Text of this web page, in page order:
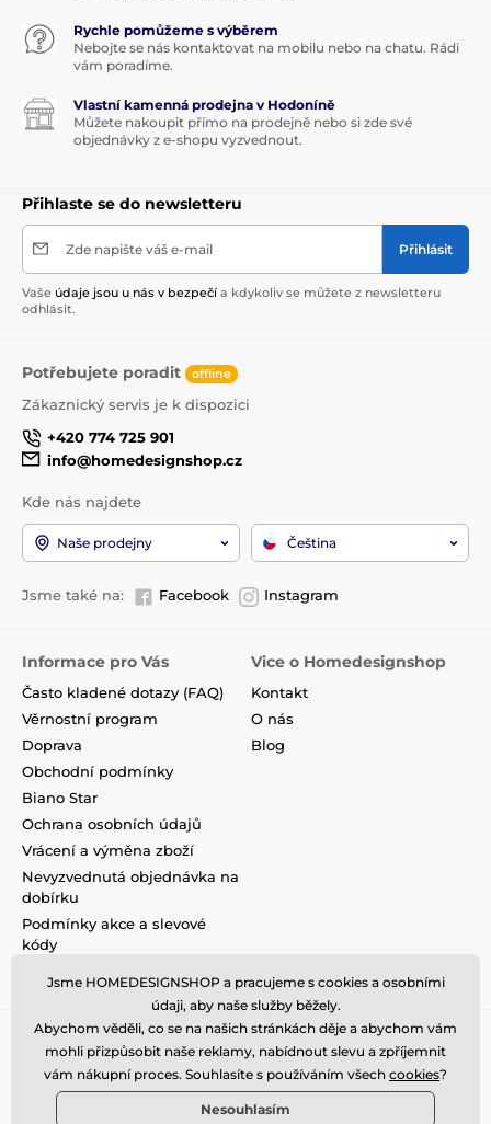
Rychle pomůžeme s výběrem
Nebojte se nás kontaktovat na mobilu nebo na chatu. Rádi
vám poradíme.
Vlastní kamenná prodejna v Hodoníně
Můžete nakoupit přímo na prodejně nebo si zde své
objednávky z e-shopu vyzvednout.
Přihlaste se do newsletteru
Zde napište váš e-mail Přihlásit
Vaše údaje jsou u nás v bezpečí a kdykoliv se můžete z newsletteru
odhlásit.
Potřebujete poradit offline
Zákaznický servis je k dispozici
+420 774 725 901
info@homedesignshop.cz
Kde nás najdete
Naše prodejny Čeština
Jsme také na: Facebook Instagram
Informace pro Vás
Často kladené dotazy (FAQ)
Věrnostní program
Doprava
Obchodní podmínky
Biano Star
Ochrana osobních údajů
Vrácení a výměna zboží
Nevyzvednutá objednávka na
dobírku
Podmínky akce a slevové
kódy
Vice o Homedesignshop
Kontakt
O nás
Blog
Jsme HOMEDESIGNSHOP a pracujeme s cookies a osobními
údaji, aby naše služby běžely.
Abychom věděli, co se na našich stránkách děje a abychom vám
mohli přizpůsobit naše reklamy, nabídnout slevu a zpříjemnit
vám nákupní proces. Souhlasíte s používáním všech cookies?
Nesouhlasím